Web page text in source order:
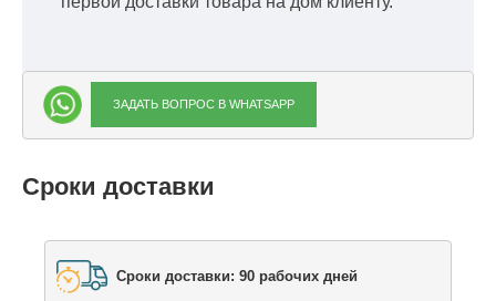
ЗАДАТЬ ВОПРОС В WHATSAPP
Сроки доставки
Сроки доставки: 90 рабочих дней